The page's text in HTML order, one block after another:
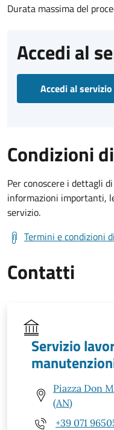
Durata massima del
Accedi al
Accedi al servizio
Condizioni
Per conoscere i dettagli
informazioni importanti,
servizio.
Termini e condizioni
Contatti
Servizio
Piazza Don
(AN)
+39 071